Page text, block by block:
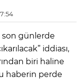
son günlerde
iddiası,
biri haline
haberin perde